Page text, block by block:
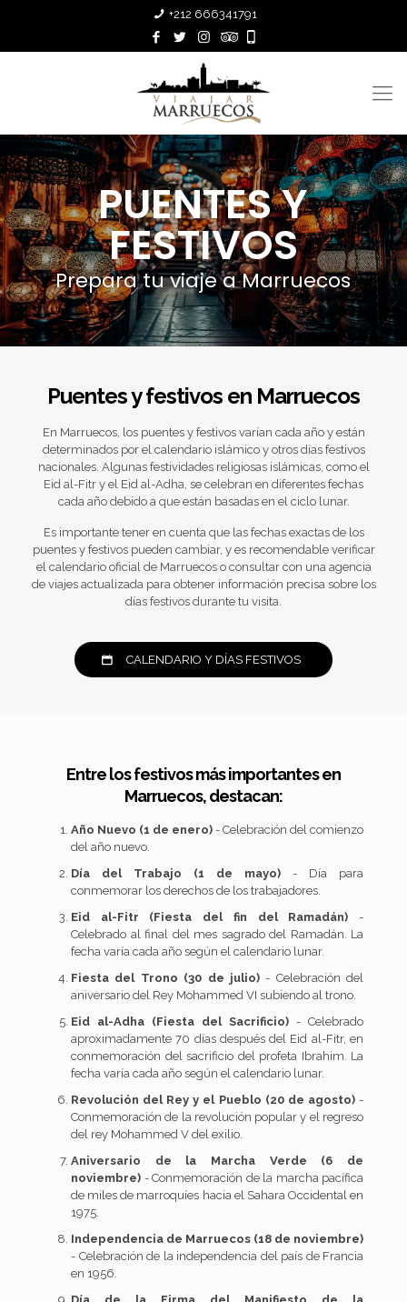
+212 666341791
Prepara tu viaje a Marruecos
PUENTES Y
FESTIVOS
Puentes y festivos en Marruecos
En Marruecos, los puentes y festivos varían cada año y están
determinados por el calendario islámico y otros días festivos
nacionales. Algunas festividades religiosas islámicas, como el
Eid al-Fitr y el Eid al-Adha, se celebran en diferentes fechas
cada año debido a que están basadas en el ciclo lunar.
Es importante tener en cuenta que las fechas exactas de los
puentes y festivos pueden cambiar, y es recomendable verificar
el calendario oficial de Marruecos o consultar con una agencia
de viajes actualizada para obtener información precisa sobre los
días festivos durante tu visita.
CALENDARIO Y DÍAS FESTIVOS
Entre los festivos más importantes en
Marruecos, destacan:
Año Nuevo (1 de enero) - Celebración del comienzo
del año nuevo.
Día del Trabajo (1 de mayo) - Día para
conmemorar los derechos de los trabajadores.
Eid al-Fitr (Fiesta del fin del Ramadán) -
Celebrado al final del mes sagrado del Ramadán. La
fecha varía cada año según el calendario lunar.
Fiesta del Trono (30 de julio) - Celebración del
aniversario del Rey Mohammed VI subiendo al trono.
Eid al-Adha (Fiesta del Sacrificio) - Celebrado
aproximadamente 70 días después del Eid al-Fitr, en
conmemoración del sacrificio del profeta Ibrahim. La
fecha varía cada año según el calendario lunar.
Revolución del Rey y el Pueblo (20 de agosto) -
Conmemoración de la revolución popular y el regreso
del rey Mohammed V del exilio.
Aniversario de la Marcha Verde (6 de
noviembre) - Conmemoración de la marcha pacífica
de miles de marroquíes hacia el Sahara Occidental en
1975.
Independencia de Marruecos (18 de noviembre)
- Celebración de la independencia del país de Francia
en 1956.